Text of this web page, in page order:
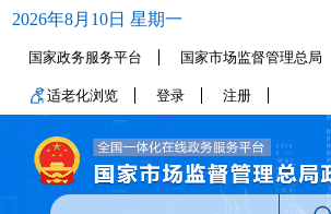
2026年8月10日 星期一
国家政务服务平台 国家市场监督管理总局
适老化浏览 登录 注册